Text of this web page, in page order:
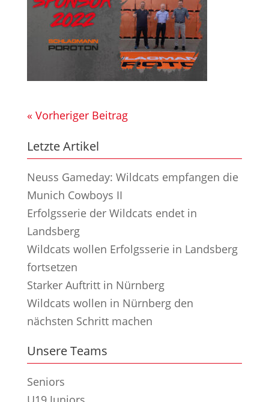
« Vorheriger Beitrag
Letzte Artikel
Neuss Gameday: Wildcats empfangen die
Munich Cowboys II
Erfolgsserie der Wildcats endet in
Landsberg
Wildcats wollen Erfolgsserie in Landsberg
fortsetzen
Starker Auftritt in Nürnberg
Wildcats wollen in Nürnberg den
nächsten Schritt machen
Unsere Teams
Seniors